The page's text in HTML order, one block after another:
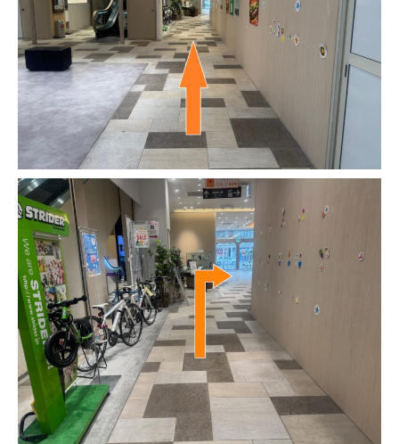
会社概要
個人情報保護